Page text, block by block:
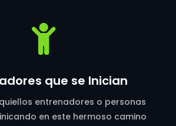

que se Inician
entrenadores o personas
en este hermoso camino